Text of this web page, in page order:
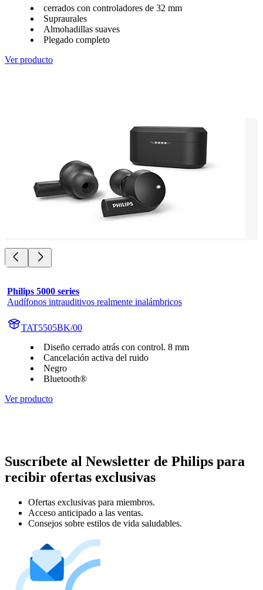
cerrados con controladores de 32 mm
Supraurales
Almohadillas suaves
Plegado completo
Ver producto
Philips 5000 series
Audífonos intrauditivos realmente inalámbricos
TAT5505BK/00
Diseño cerrado atrás con control. 8 mm
Cancelación activa del ruido
Negro
Bluetooth®
Ver producto
Suscríbete al Newsletter de Philips para
recibir ofertas exclusivas
Ofertas exclusivas para miembros.
Acceso anticipado a las ventas.
Consejos sobre estilos de vida saludables.